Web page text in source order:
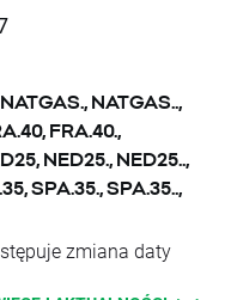
r. do godziny
do Pokoju
ewentualne
W razie
tel. 22 201 95 60
NATGAS..,
FRA.40.,
NED25., NED25..,
SPA.35., SPA.35..,
zmiana daty